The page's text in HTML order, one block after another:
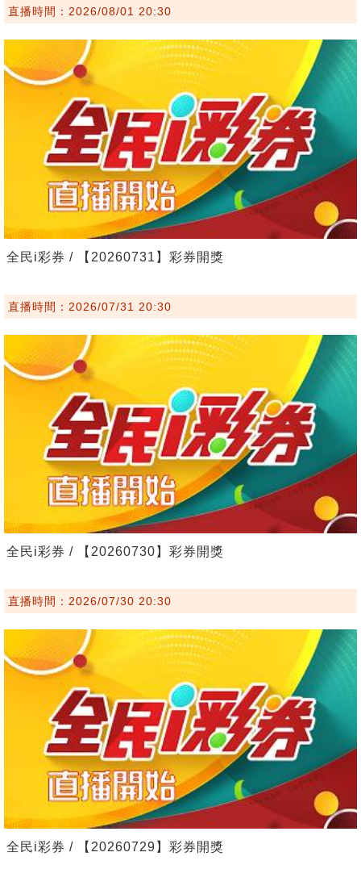
直播時間：2026/08/01 20:30
全民i彩券 / 【20260731】彩券開獎
直播時間：2026/07/31 20:30
全民i彩券 / 【20260730】彩券開獎
直播時間：2026/07/30 20:30
全民i彩券 / 【20260729】彩券開獎